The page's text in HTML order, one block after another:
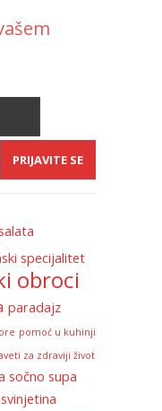
specijalitet
obroci
paradajz
pomoć u kuhinji
za zdraviji život
sočno supa
svinjetina